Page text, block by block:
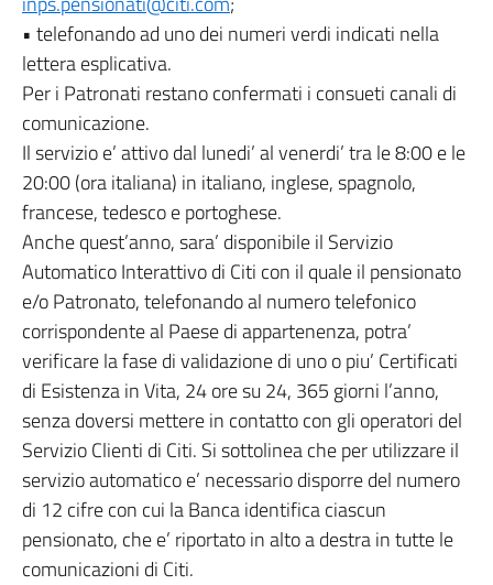
• telefonando ad uno dei numeri verdi indicati nella
lettera esplicativa.
Per i Patronati restano confermati i consueti canali di
comunicazione.
Il servizio e’ attivo dal lunedi’ al venerdi’ tra le 8:00 e le
20:00 (ora italiana) in italiano, inglese, spagnolo,
francese, tedesco e portoghese.
Anche quest’anno, sara’ disponibile il Servizio
Automatico Interattivo di Citi con il quale il pensionato
e/o Patronato, telefonando al numero telefonico
corrispondente al Paese di appartenenza, potra’
verificare la fase di validazione di uno o piu’ Certificati
di Esistenza in Vita, 24 ore su 24, 365 giorni l’anno,
senza doversi mettere in contatto con gli operatori del
Servizio Clienti di Citi. Si sottolinea che per utilizzare il
servizio automatico e’ necessario disporre del numero
di 12 cifre con cui la Banca identifica ciascun
pensionato, che e’ riportato in alto a destra in tutte le
comunicazioni di Citi.